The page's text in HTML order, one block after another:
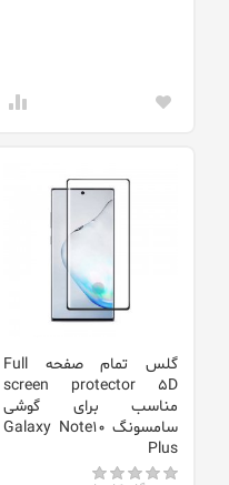
گلس تمام صفحه Full
screen protector 5D
مناسب برای گوشی
سامسونگ Galaxy Note10
Plus